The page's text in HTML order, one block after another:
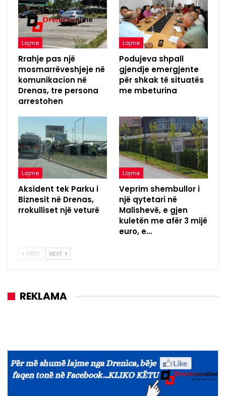
Lajme
Rrahje pas një
mosmarrëveshjeje në
komunikacion në
Drenas, tre persona
arrestohen
Lajme
Podujeva shpall
gjendje emergjente
për shkak të situatës
me mbeturina
Lajme
Aksident tek Parku i
Biznesit në Drenas,
rrokulliset një veturë
Lajme
Veprim shembullor i
një qytetari në
Malishevë, e gjen
kuletën me afër 3 mijë
euro, e…
PREV NEXT
REKLAMA